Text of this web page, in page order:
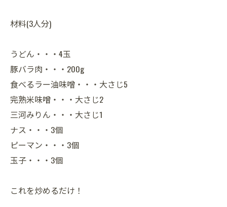
材料(3人分)
うどん・・・4玉
豚バラ肉・・・200g
食べるラー油味噌・・・大さじ5
完熟米味噌・・・大さじ2
三河みりん・・・大さじ1
ナス・・・3個
ピーマン・・・3個
玉子・・・3個
これを炒めるだけ！